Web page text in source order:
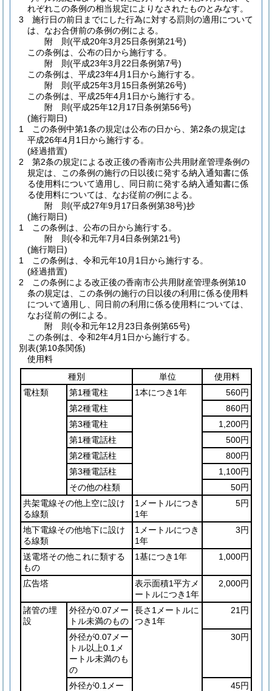
れぞれこの条例の相当規定によりなされたものとみなす。
3
施行日の前日までにした行為に対する罰則の適用について
は、なお合併前の条例の例による。
附 則(平成20年3月25日条例第21号)
この条例は、公布の日から施行する。
附 則(平成23年3月22日条例第7号)
この条例は、平成23年4月1日から施行する。
附 則(平成25年3月15日条例第26号)
この条例は、平成25年4月1日から施行する。
附 則(平成25年12月17日条例第56号)
(施行期日)
1
この条例中第1条の規定は公布の日から、第2条の規定は
平成26年4月1日から施行する。
(経過措置)
2
第2条の規定による改正後の香南市公共用財産管理条例の
規定は、この条例の施行の日以後に発する納入通知書に係
る使用料について適用し、同日前に発する納入通知書に係
る使用料については、なお従前の例による。
附 則(平成27年9月17日条例第38号)抄
(施行期日)
1
この条例は、公布の日から施行する。
附 則(令和元年7月4日条例第21号)
(施行期日)
1
この条例は、令和元年10月1日から施行する。
(経過措置)
2
この条例による改正後の香南市公共用財産管理条例第10
条の規定は、この条例の施行の日以後の利用に係る使用料
について適用し、同日前の利用に係る使用料については、
なお従前の例による。
附 則(令和元年12月23日条例第65号)
この条例は、令和2年4月1日から施行する。
別表(第10条関係)
使用料
種別
単位
使用料
電柱類
第1種電柱 1本につき1年
560円
第2種電柱
860円
第3種電柱
1,200円
第1種電話柱
500円
第2種電話柱
800円
第3種電話柱
1,100円
その他の柱類
50円
共架電線その他上空に設け
る線類
1メートルにつき
1年
5円
地下電線その他地下に設け
る線類
1メートルにつき
1年
3円
送電塔その他これに類する
もの
1基につき1年 1,000円
広告塔
表示面積1平方メ
ートルにつき1年
2,000円
諸管の埋
設
外径が0.07メー
トル未満のもの
長さ1メートルに
つき1年
21円
外径が0.07メー
トル以上0.1メ
ートル未満のも
の
30円
外径が0.1メー
45円